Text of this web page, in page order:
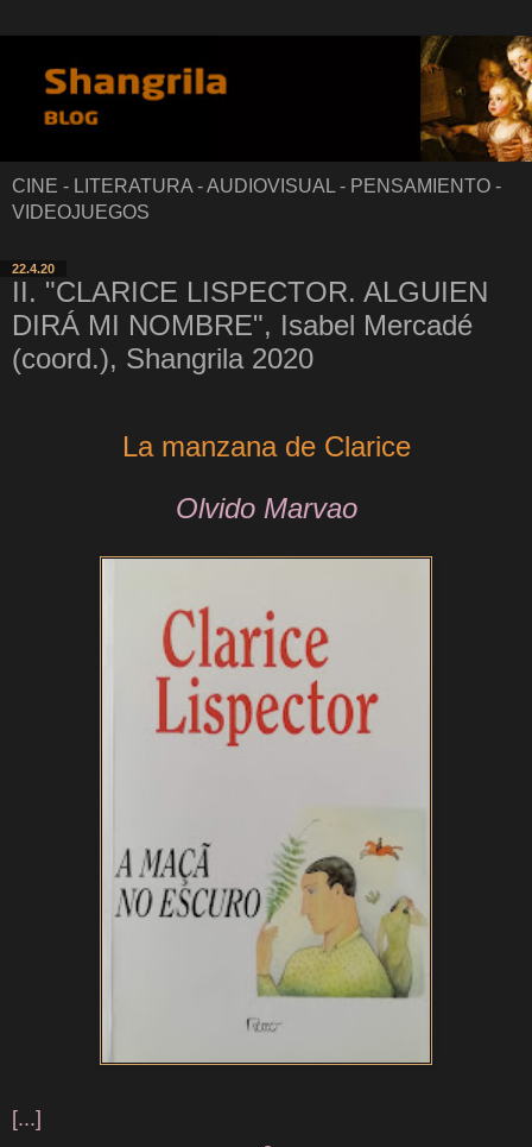
CINE - LITERATURA - AUDIOVISUAL - PENSAMIENTO -
VIDEOJUEGOS
22.4.20
II. "CLARICE LISPECTOR. ALGUIEN
DIRÁ MI NOMBRE", Isabel Mercadé
(coord.), Shangrila 2020
La manzana de Clarice
Olvido Marvao
[...]